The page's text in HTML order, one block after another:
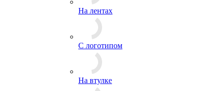
На лентах
С логотипом
На втулке